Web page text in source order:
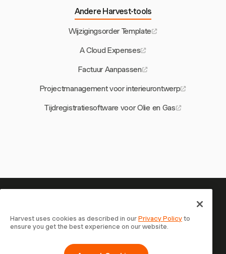
Andere Harvest-tools
Wijzigingsorder Template
A Cloud Expenses
Factuur Aanpassen
Projectmanagement voor interieurontwerp
Tijdregistratiesoftware voor Olie en Gas
Je tijd is het waard om bij te
houden — begin nu
Sluit je aan bij meer dan 70.000 bedrijven die tijd
registreren, klanten factureren en sneller betaald worden
Harvest uses cookies as described in ourPrivacy Policyto
ensure you get the best experience on our website.